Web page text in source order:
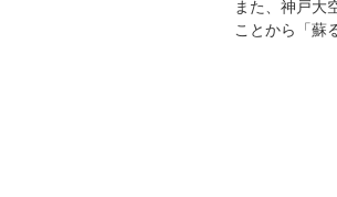
また、神戸大
ことから「蘇